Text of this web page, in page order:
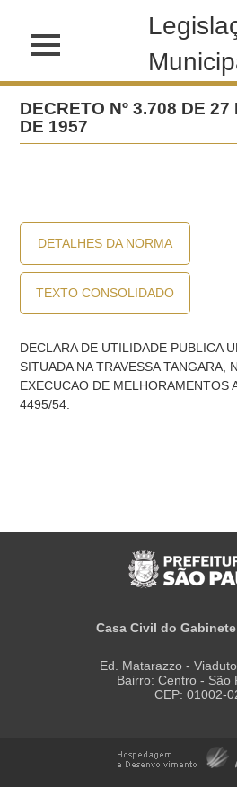
DECRETO Nº 3.708 DE
DE 1957
DETALHES DA NORMA
TEXTO CONSOLIDADO
DECLARA DE UTILIDADE PUBLICA
SITUADA NA TRAVESSA TANGARA,
EXECUCAO DE MELHORAMENTOS
4495/54.
Casa Civil do
Ed. Matarazzo -
Bairro: Centro - São
CEP: 01002-